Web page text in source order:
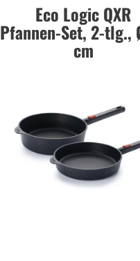
Eco Logic QXR
Pfannen-Set, 2-tlg.,
cm